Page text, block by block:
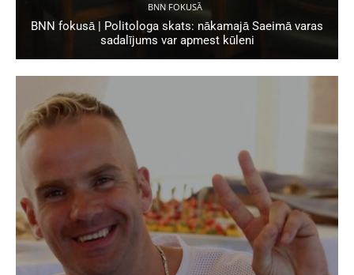
BNN FOKUSĀ
BNN fokusā | Politologa skats: nākamajā Saeimā varas
sadalījums var apmest kūleni